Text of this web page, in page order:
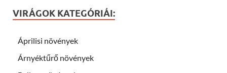
VIRÁGOK KATEGÓRIÁI:
Áprilisi növények
Árnyéktűrő növények